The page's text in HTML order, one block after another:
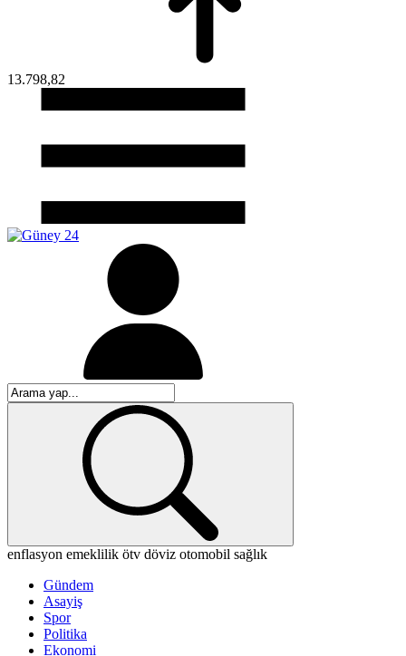
13.798,82
enflasyon emeklilik ötv döviz otomobil sağlık
Gündem
Asayiş
Spor
Politika
Ekonomi